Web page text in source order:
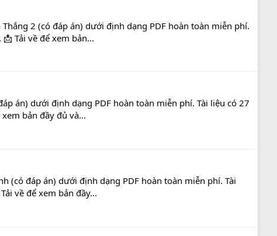
2 (có đáp án) dưới định dạng PDF hoàn toàn miễn phí.
Tải về để xem bản...
án) dưới định dạng PDF hoàn toàn miễn phí. Tài liệu có 27
bản đầy đủ và...
(có đáp án) dưới định dạng PDF hoàn toàn miễn phí. Tài
về để xem bản đầy...